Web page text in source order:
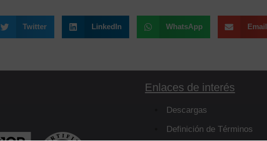
Twitter LinkedIn WhatsApp Email
Enlaces de interés
Descargas
Definición de Términos